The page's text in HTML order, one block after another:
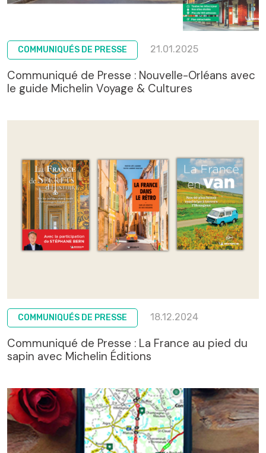
COMMUNIQUÉS DE PRESSE 21.01.2025
Communiqué de Presse : Nouvelle-Orléans avec
le guide Michelin Voyage & Cultures
COMMUNIQUÉS DE PRESSE 18.12.2024
Communiqué de Presse : La France au pied du
sapin avec Michelin Éditions